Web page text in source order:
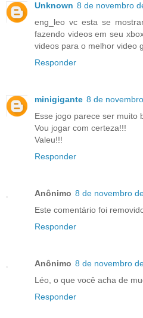
Unknown 8 de novembro
eng_leo vc esta se
fazendo videos em seu
videos para o melhor video
Responder
minigigante 8 de
Esse jogo parece ser muito
Vou jogar com certeza!!!
Valeu!!!
Responder
Anônimo 8 de novembro
Este comentário foi
Responder
Anônimo 8 de novembro
Léo, o que você acha de
Responder